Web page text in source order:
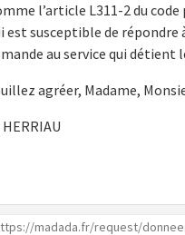
l’article L311-2 du
est susceptible de
au service qui détient
agréer, Madame,
HERRIAU